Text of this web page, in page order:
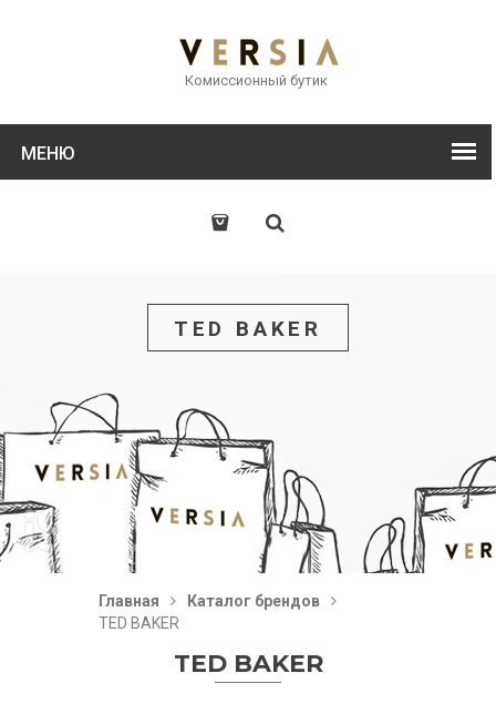
Комиссионный бутик
МЕНЮ
TED BAKER
Главная
Каталог брендов
TED BAKER
TED BAKER